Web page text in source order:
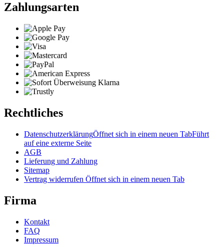
Zahlungsarten
Rechtliches
DatenschutzerklärungÖffnet sich in einem neuen TabFührt
auf eine externe Seite
AGB
Lieferung und Zahlung
Sitemap
Vertrag widerrufen Öffnet sich in einem neuen Tab
Firma
Kontakt
FAQ
Impressum